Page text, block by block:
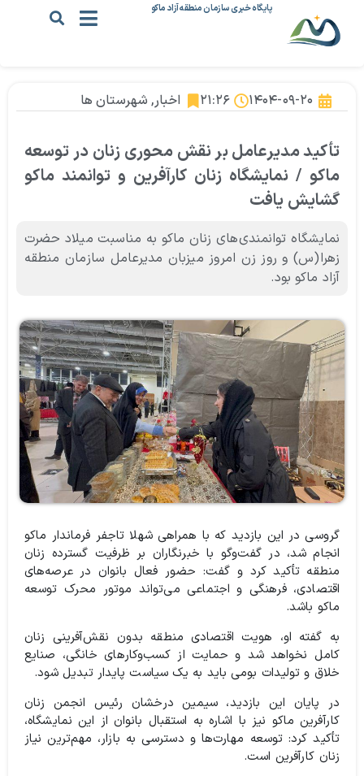
پایگاه خبری سازمان منطقه آزاد ماکو
۱۴۰۴-۰۹-۲۰ ۲۱:۲۶ اخبار, شهرستان ها
تأکید مدیرعامل بر نقش محوری زنان در توسعه
ماکو / نمایشگاه زنان کارآفرین و توانمند ماکو
گشایش یافت
نمایشگاه توانمندی‌های زنان ماکو به مناسبت میلاد حضرت
زهرا(س) و روز زن امروز میزبان مدیرعامل سازمان منطقه
آزاد ماکو بود.
گروسی در این بازدید که با همراهی شهلا تاجفر فرماندار ماکو
انجام شد، در گفت‌وگو با خبرنگاران بر ظرفیت گسترده زنان
منطقه تأکید کرد و گفت: حضور فعال بانوان در عرصه‌های
اقتصادی، فرهنگی و اجتماعی می‌تواند موتور محرک توسعه
ماکو باشد.
به گفته او، هویت اقتصادی منطقه بدون نقش‌آفرینی زنان
کامل نخواهد شد و حمایت از کسب‌وکارهای خانگی، صنایع
خلاق و تولیدات بومی باید به یک سیاست پایدار تبدیل شود.
در پایان این بازدید، سیمین درخشان رئیس انجمن زنان
کارآفرین ماکو نیز با اشاره به استقبال بانوان از این نمایشگاه،
تأکید کرد: توسعه مهارت‌ها و دسترسی به بازار، مهم‌ترین نیاز
زنان کارآفرین است.